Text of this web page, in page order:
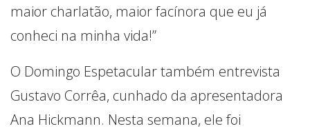
maior charlatão, maior facínora que eu já
conheci na minha vida!”
O Domingo Espetacular também entrevista
Gustavo Corrêa, cunhado da apresentadora
Ana Hickmann. Nesta semana, ele foi